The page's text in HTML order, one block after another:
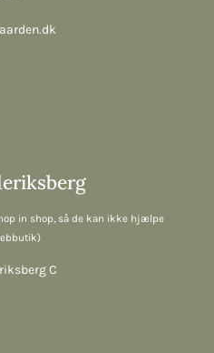
in shop, så de kan ikke hjælpe
C